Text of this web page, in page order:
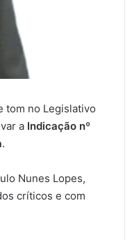
tom no Legislativo
a Indicação nº
.
Nunes Lopes,
críticos e com